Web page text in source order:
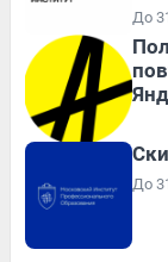
До
До